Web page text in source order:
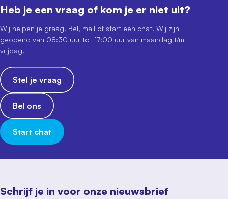
Schrijf je in voor onze nieuwsbrief
Heb je een vraag of kom je er niet uit?
Wij helpen je graag! Bel, mail of start een chat. Wij zijn
geopend van 08:30 uur tot 17:00 uur van maandag t/m
vrijdag.
Stel je vraag
Bel ons
Start chat